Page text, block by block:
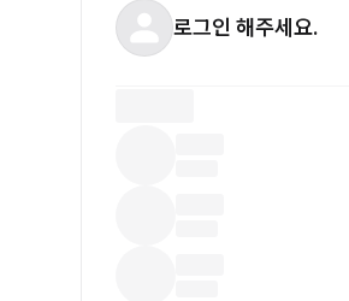
로그인 해주세요.